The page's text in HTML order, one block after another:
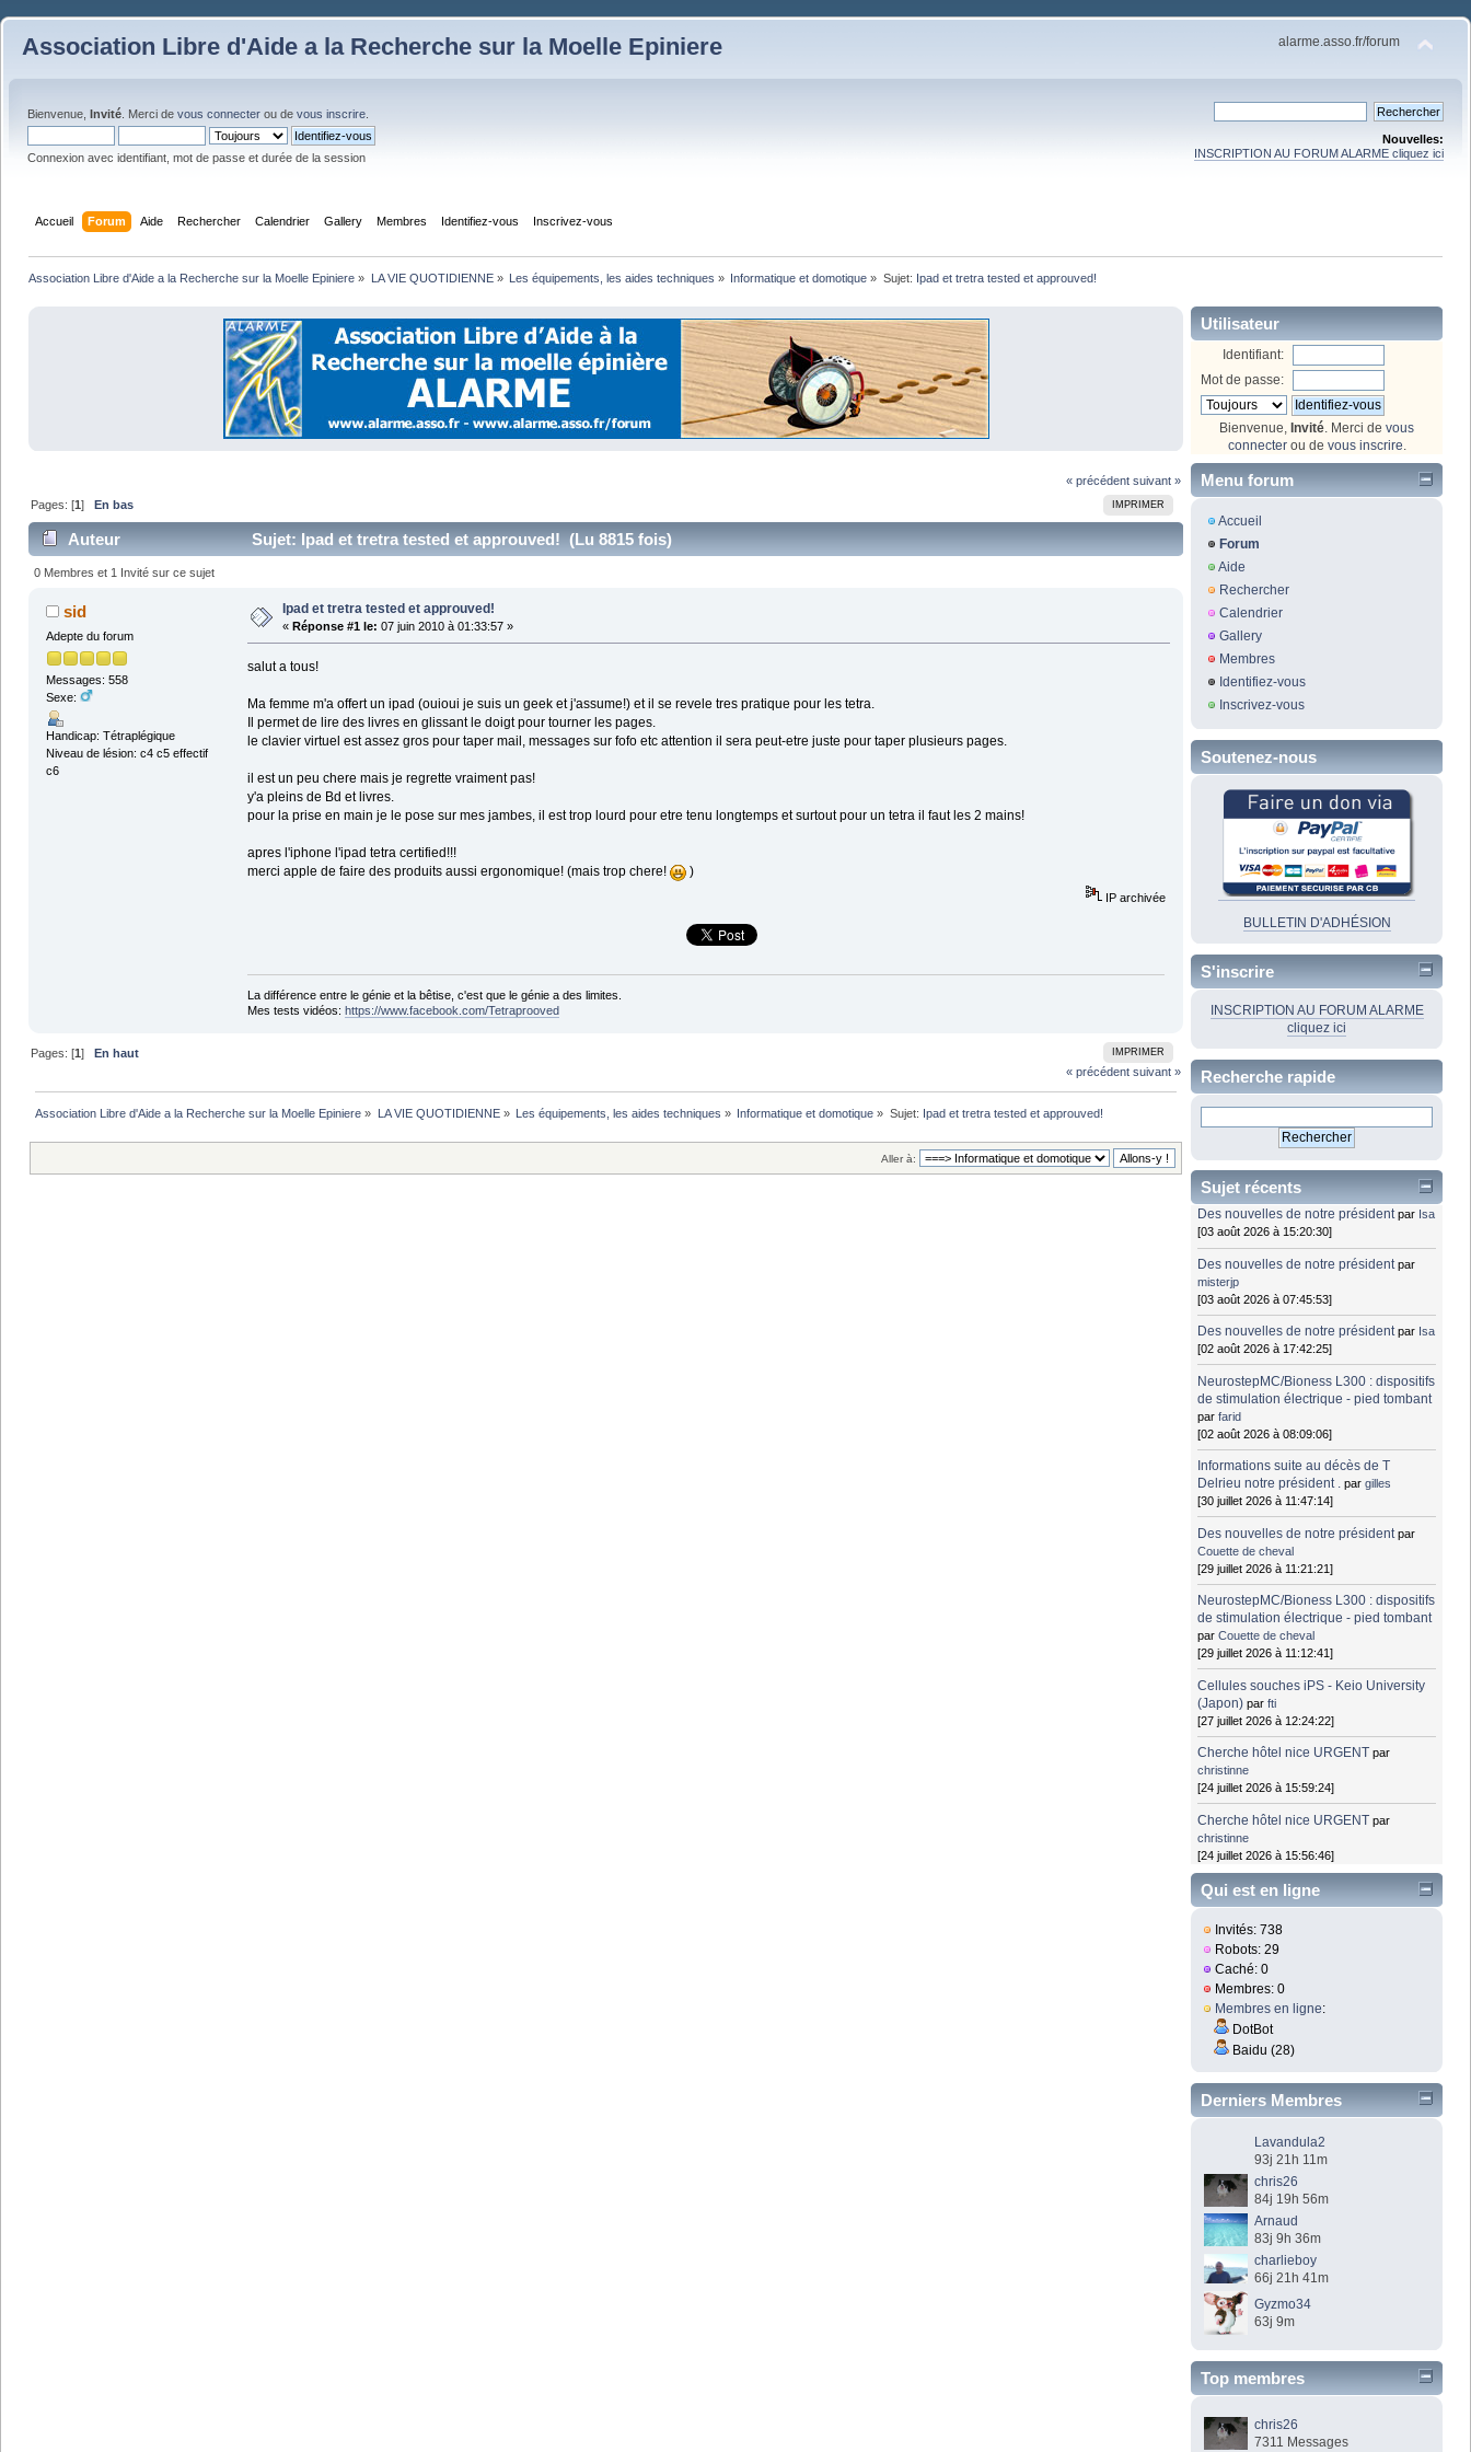
Association Libre d'Aide a la Recherche sur la Moelle Epiniere alarme.asso.fr/forum
Bienvenue, Invité . Merci de vous connecter ou de vous inscrire
Connexion avec identifiant, mot de passe et durée de la session
Nouvelles:
INSCRIPTION AU FORUM ALARME cliquez ici
Accueil Forum Aide Rechercher Calendrier Gallery Membres Identifiez-vous Inscrivez-vous
Association Libre d'Aide a la Recherche sur la Moelle Epiniere » LA VIE QUOTIDIENNE» Les équipements, les aides techniques » Informatique et domotique » Sujet: Ipad et tretra tested et approuved!
« précédent suivant »
IMPRIMER
Pages: [1] En bas
Auteur Sujet: Ipad et tretra tested et approuved! (Lu 8815 fois)
0 Membres et 1 Invité sur ce sujet
sid
Adepte du forum
Messages: 558
Sexe:
Handicap: Tétraplégique
Niveau de lésion: c4 c5 effectif
c6
Ipad et tretra tested et approuved!
« Réponse #1 le: 07 juin 2010 à 01:33:57 »
salut a tous!
Ma femme m'a offert un ipad (ouioui je suis un geek et j'assume!) et il se revele tres pratique pour les tetra.
Il permet de lire des livres en glissant le doigt pour tourner les pages.
le clavier virtuel est assez gros pour taper mail, messages sur fofo etc attention il sera peut-etre juste pour taper plusieurs pages.
il est un peu chere mais je regrette vraiment pas!
y'a pleins de Bd et livres.
pour la prise en main je le pose sur mes jambes, il est trop lourd pour etre tenu longtemps et surtout pour un tetra il faut les 2 mains!
apres l'iphone l'ipad tetra certified!!!
merci apple de faire des produits aussi ergonomique! (mais trop chere!
)
IP archivée
La différence entre le génie et la bêtise, c'est que le génie a des limites.
Mes tests vidéos: https://www.facebook.com/Tetraprooved
IMPRIMER
Pages: [1]En haut
« précédent suivant »
Association Libre d'Aide a la Recherche sur la Moelle Epiniere » LA VIE QUOTIDIENNE» Les équipements, les aides techniques » Informatique et domotique » Sujet: Ipad et tretra tested et approuved!
Aller à:
Utilisateur
Identifiant:
Mot de passe:
Bienvenue, Invité . Merci de vous
connecterou de vous inscrire
Menu forum
Accueil
Forum
Aide
Rechercher
Calendrier
Gallery
Membres
Identifiez-vous
Inscrivez-vous
Soutenez-nous
BULLETIN D'ADHÉSION
S'inscrire
INSCRIPTION AU FORUM ALARME
cliquez ici
Recherche rapide
Sujet récents
Des nouvelles de notre président par Isa
[03 août 2026 à 15:20:30]
Des nouvelles de notre président par
misterjp
[03 août 2026 à 07:45:53]
Des nouvelles de notre président par Isa
[02 août 2026 à 17:42:25]
NeurostepMC/Bioness L300 : dispositifs
de stimulation électrique - pied tombant
parfarid
[02 août 2026 à 08:09:06]
Informations suite au décès de T
Delrieu notre président . pargilles
[30 juillet 2026 à 11:47:14]
Des nouvelles de notre président par
Couette de cheval
[29 juillet 2026 à 11:21:21]
NeurostepMC/Bioness L300 : dispositifs
de stimulation électrique - pied tombant
parCouette de cheval
[29 juillet 2026 à 11:12:41]
Cellules souches iPS - Keio University
(Japon) parfti
[27 juillet 2026 à 12:24:22]
Cherche hôtel nice URGENT par
christinne
[24 juillet 2026 à 15:59:24]
Cherche hôtel nice URGENT par
christinne
[24 juillet 2026 à 15:56:46]
Qui est en ligne
Invités: 738
Robots: 29
Caché: 0
Membres: 0
Membres en ligne:
DotBot
Baidu (28)
Derniers Membres
Lavandula2
93j 21h 11m
chris26
84j 19h 56m
Arnaud
83j 9h 36m
charlieboy
66j 21h 41m
Gyzmo34
63j 9m
Top membres
chris26
7311 Messages